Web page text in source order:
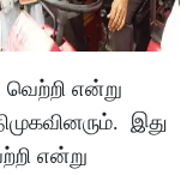
என்று
இது
என்று